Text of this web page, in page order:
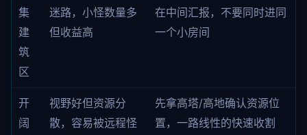
集
建
筑
区
迷路，小怪数量多
但收益高
在中间汇报，不要同时进同
一个小房间
开
阔
视野好但资源分
散，容易被远程怪
先拿高塔/高地确认资源位
置，一路线性的快速收割